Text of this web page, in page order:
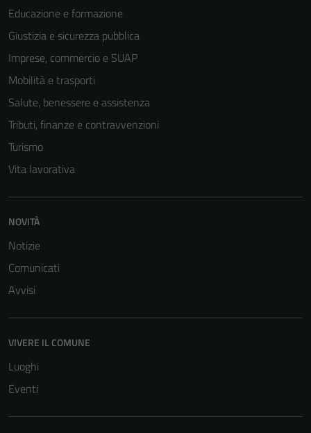
Educazione e formazione
Giustizia e sicurezza pubblica
Imprese, commercio e SUAP
Mobilità e trasporti
Salute, benessere e assistenza
Tributi, finanze e contravvenzioni
Turismo
Vita lavorativa
NOVITÀ
Notizie
Comunicati
Avvisi
VIVERE IL COMUNE
Luoghi
Eventi